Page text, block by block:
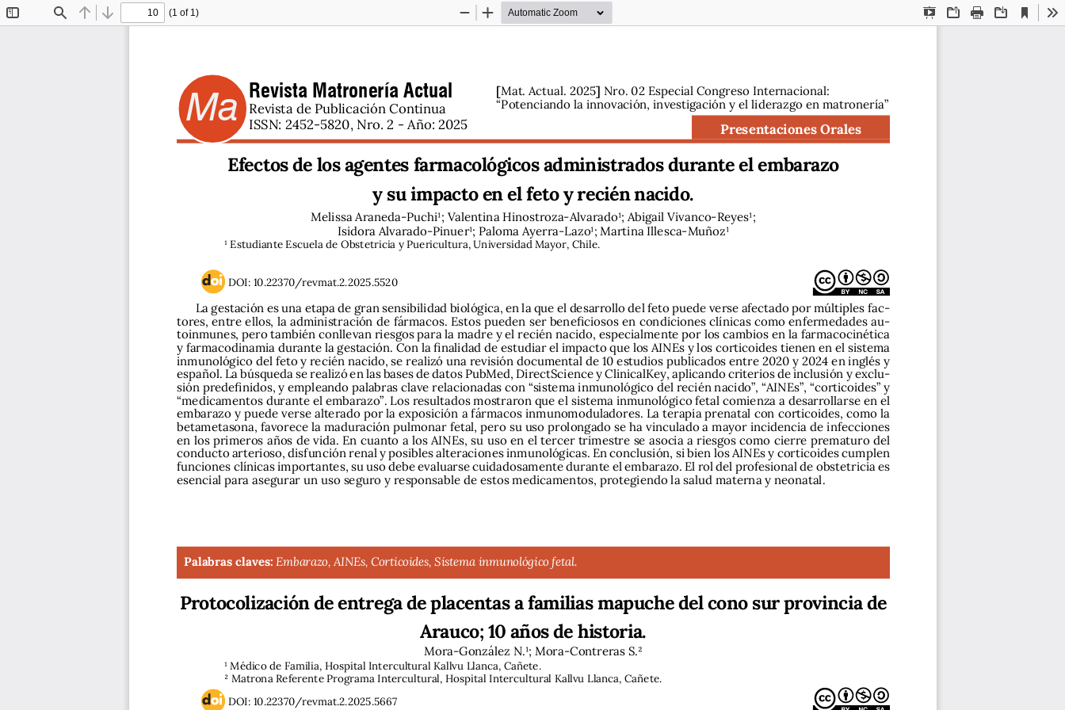
Find Previous
Next
(1 of 1)
Presentation
OpenPrint Download
Current
View
Zoom
Zoom
Revista Matronería Actual
Revista de Publicación Continua
ISSN: 2452-5820, Nro. 2 - Año: 2025
Presentaciones Orales
[Mat. Actual. 2025] Nro. 02 Especial Congreso Internacional:
“Potenciando la innovación, investigación y el liderazgo en matronería”
Ma
Protocolización de entrega de placentas a familias mapuche del cono sur provincia de
Arauco; 10 años de historia.
Mora-González N.¹; Mora-Contreras S.²
¹ Médico de Familia, Hospital Intercultural Kallvu Llanca, Cañete.
² Matrona Referente Programa Intercultural, Hospital Intercultural Kallvu Llanca, Cañete.
DOI: 10.22370/revmat.2.2025.5667
Efectos de los agentes farmacológicos administrados durante el embarazo
y su impacto en el feto y recién nacido.
Melissa Araneda-Puchi¹; Valentina Hinostroza-Alvarado¹; Abigail Vivanco-Reyes¹;
Isidora Alvarado-Pinuer¹; Paloma Ayerra-Lazo¹; Martina Illesca-Muñoz¹
¹ Estudiante Escuela de Obstetricia y Puericultura, Universidad Mayor, Chile.
Palabras claves: Embarazo, AINEs, Corticoides, Sistema inmunológico fetal.
La gestación es una etapa de gran sensibilidad biológica, en la que el desarrollo del feto puede verse afectado por múltiples fac-
tores, entre ellos, la administración de fármacos. Estos pueden ser beneficiosos en condiciones clínicas como enfermedades au-
toinmunes, pero también conllevan riesgos para la madre y el recién nacido, especialmente por los cambios en la farmacocinética
y farmacodinamia durante la gestación. Con la finalidad de estudiar el impacto que los AINEs y los corticoides tienen en el sistema
inmunológico del feto y recién nacido, se realizó una revisión documental de 10 estudios publicados entre 2020 y 2024 en inglés y
español. La búsqueda se realizó en las bases de datos PubMed, DirectScience y ClinicalKey, aplicando criterios de inclusión y exclu-
sión predefinidos, y empleando palabras clave relacionadas con “sistema inmunológico del recién nacido”, “AINEs”, “corticoides” y
“medicamentos durante el embarazo”. Los resultados mostraron que el sistema inmunológico fetal comienza a desarrollarse en el
embarazo y puede verse alterado por la exposición a fármacos inmunomoduladores. La terapia prenatal con corticoides, como la
betametasona, favorece la maduración pulmonar fetal, pero su uso prolongado se ha vinculado a mayor incidencia de infecciones
en los primeros años de vida. En cuanto a los AINEs, su uso en el tercer trimestre se asocia a riesgos como cierre prematuro del
conducto arterioso, disfunción renal y posibles alteraciones inmunológicas. En conclusión, si bien los AINEs y corticoides cumplen
funciones clínicas importantes, su uso debe evaluarse cuidadosamente durante el embarazo. El rol del profesional de obstetricia es
esencial para asegurar un uso seguro y responsable de estos medicamentos, protegiendo la salud materna y neonatal.
DOI: 10.22370/revmat.2.2025.5520